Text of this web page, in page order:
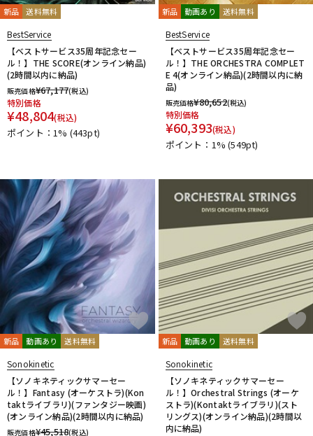
新品 送料無料
BestService
【ベストサービス35周年記念セー
ル！】THE SCORE(オンライン納品)
(2時間以内に納品)
販売価格¥67,177(税込)
特別価格
¥48,804(税込)
ポイント：1% (443pt)
新品 動画あり 送料無料
BestService
【ベストサービス35周年記念セー
ル！】THE ORCHESTRA COMPLET
E 4(オンライン納品)(2時間以内に納
品)
販売価格¥80,652(税込)
特別価格
¥60,393(税込)
ポイント：1%(549pt)
新品 動画あり 送料無料
Sonokinetic
【ソノキネティックサマーセー
ル！】Fantasy (オーケストラ)(Kon
taktライブラリ)(ファンタジー映画)
(オンライン納品)(2時間以内に納品)
販売価格¥45,518(税込)
新品 動画あり 送料無料
Sonokinetic
【ソノキネティックサマーセー
ル！】Orchestral Strings (オーケ
ストラ)(Kontaktライブラリ)(スト
リングス)(オンライン納品)(2時間以
内に納品)